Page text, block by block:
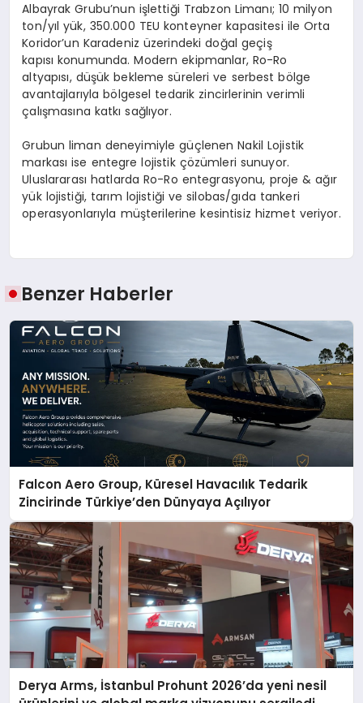
Albayrak Grubu’nun işlettiği Trabzon Limanı; 10 milyon
ton/yıl yük, 350.000 TEU konteyner kapasitesi ile Orta
Koridor’un Karadeniz üzerindeki doğal geçiş
kapısı konumunda. Modern ekipmanlar, Ro-Ro
altyapısı, düşük bekleme süreleri ve serbest bölge
avantajlarıyla bölgesel tedarik zincirlerinin verimli
çalışmasına katkı sağlıyor.
Grubun liman deneyimiyle güçlenen Nakil Lojistik
markası ise entegre lojistik çözümleri sunuyor.
Uluslararası hatlarda Ro-Ro entegrasyonu, proje & ağır
yük lojistiği, tarım lojistiği ve silobas/gıda tankeri
operasyonlarıyla müşterilerine kesintisiz hizmet veriyor.
Benzer Haberler
Falcon Aero Group, Küresel Havacılık Tedarik
Zincirinde Türkiye’den Dünyaya Açılıyor
Derya Arms, İstanbul Prohunt 2026’da yeni nesil